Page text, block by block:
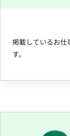
掲載しているお仕
す。